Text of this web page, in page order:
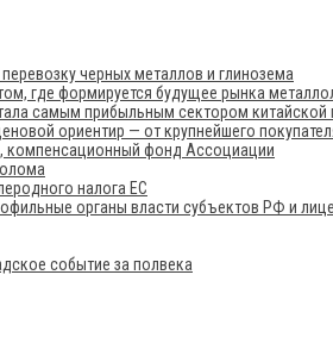
черных металлов и глинозема
где формируется будущее рынка
самым прибыльным сектором
ориентир — от крупнейшего
компенсационный фонд Ассоциации
налога ЕС
органы власти субъектов РФ и
событие за полвека